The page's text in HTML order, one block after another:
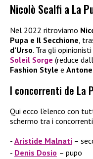
Nicolò Scalfi a La
Nel 2022 ritroviamo
Pupa e Il Secchione,
d’Urso. Tra gli
Soleil Sorge (reduce
Fashion Style e
I concorrenti de La
Qui ecco l’elenco con
schermo tra i
Aristide Malnati –
Denis Dosio – pupo